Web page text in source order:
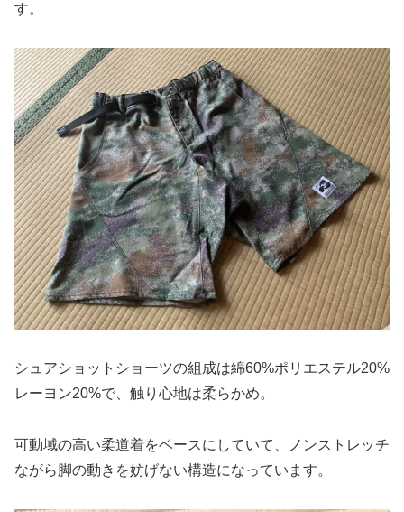
す。
シュアショットショーツの組成は綿60%ポリエステル20%
レーヨン20%で、触り心地は柔らかめ。
可動域の高い柔道着をベースにしていて、ノンストレッチ
ながら脚の動きを妨げない構造になっています。